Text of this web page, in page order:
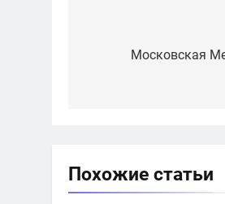
Московская
Похожие статьи